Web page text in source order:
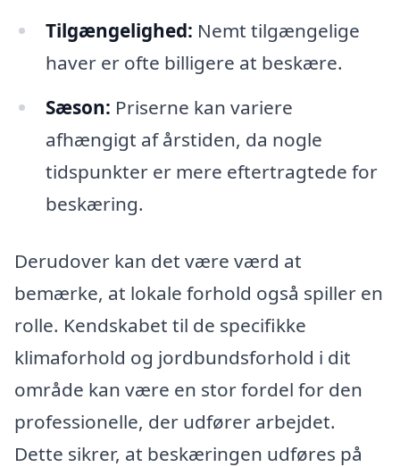
Tilgængelighed: Nemt tilgængelige
haver er ofte billigere at beskære.
Sæson: Priserne kan variere
afhængigt af årstiden, da nogle
tidspunkter er mere eftertragtede for
beskæring.
Derudover kan det være værd at
bemærke, at lokale forhold også spiller en
rolle. Kendskabet til de specifikke
klimaforhold og jordbundsforhold i dit
område kan være en stor fordel for den
professionelle, der udfører arbejdet.
Dette sikrer, at beskæringen udføres på